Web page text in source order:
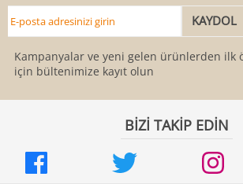
Kampanyalar ve yeni gelen ürünlerden ilk
için bültenimize kayıt olun
BİZİ TAKİP EDİN